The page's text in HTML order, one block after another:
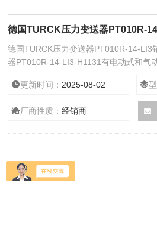
德国TURCK压力变送器PT010R-
德国TURCK压力变送器PT010R-14-LI3
器PT010R-14-LI3-H1131有电动式和气
统一输出信号为20～100Pa的气体压力
(力矩)平衡式、电容式、电感式、应变
几种压力(差压)变送器的原理、要考虑
更新时间： 2025-08-02
厂商性质：经销商